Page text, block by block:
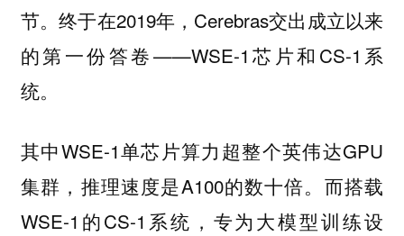
节。终于在2019年，Cerebras交出成立以来
的第一份答卷——WSE-1芯片和CS-1系
统。
其中WSE-1单芯片算力超整个英伟达GPU
集群，推理速度是A100的数十倍。而搭载
WSE-1的CS-1系统，专为大模型训练设